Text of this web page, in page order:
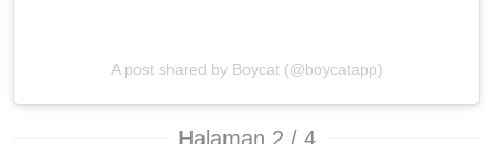
A post shared by Boycat (@boycatapp)
Halaman 2 / 4